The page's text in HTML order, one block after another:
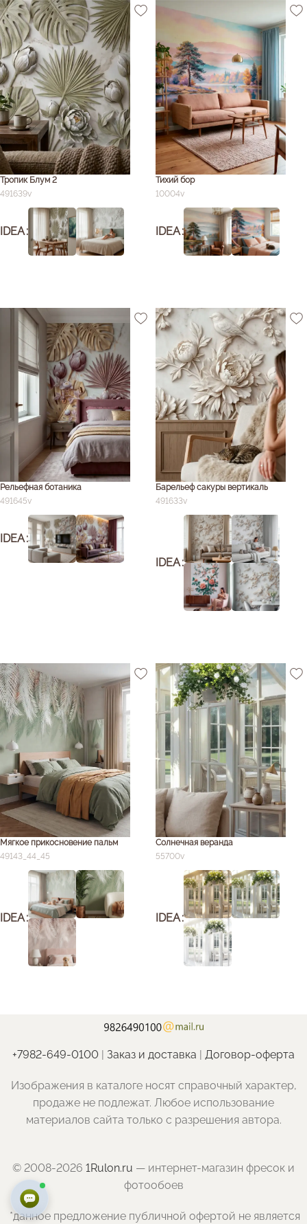
Тропик Блум 2
491639v
IDEA
Тихий бор
10004v
IDEA
Рельефная ботаника
491645v
IDEA
Барельеф сакуры вертикаль
491633v
IDEA
Мягкое прикосновение пальм
49143_44_45
IDEA
Солнечная веранда
55700v
IDEA
+7982-649-0100 Заказ и доставка Договор-оферта
Изображения в каталоге носят справочный характер,
продаже не подлежат. Любое использование
материалов сайта только с разрешения автора.
© 2008-2026 1Rulon.ru — интернет-магазин фресок и
фотообоев
*данное предложение публичной офертой не является